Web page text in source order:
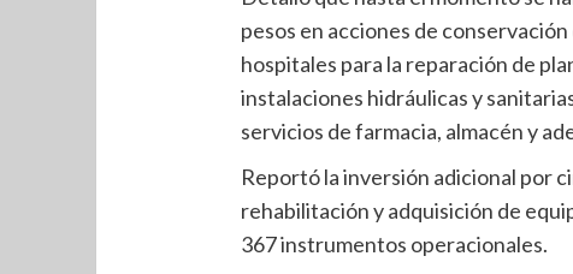
pesos en acciones de
hospitales para la reparación de
instalaciones hidráulicas y
servicios de farmacia, almacén y
Reportó la inversión adicional por
rehabilitación y adquisición de
367 instrumentos operacionales.